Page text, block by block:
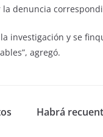
denuncia
investigación y se
agregó.
Habrá